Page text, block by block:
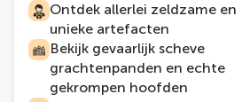
Ontdek allerlei zeldzame en
unieke artefacten
Bekijk gevaarlijk scheve
grachtenpanden en echte
gekrompen hoofden